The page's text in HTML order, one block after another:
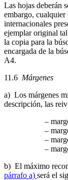
Las hojas deberán
embargo,
internacionales
ejemplar original
la copia para la
encargada de la
A4.
11.6 Márgenes
a) Los márgenes
descripción, las
–
–
–
–
b) El máximo
párrafo a) será el